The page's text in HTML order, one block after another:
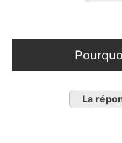
La